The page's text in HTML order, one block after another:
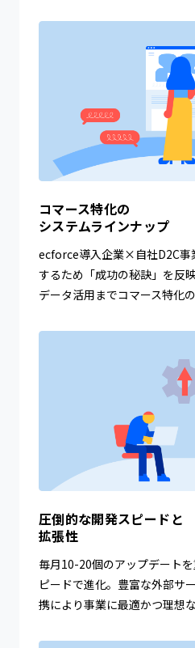
コマース特化の
システムラインナップ
ecforce導入企業×自社D2C事
するため「成功の秘訣」を反
データ活用までコマース特化
圧倒的な開発スピードと
拡張性
毎月10-20個のアップデート
ピードで進化。豊富な外部サ
携により事業に最適かつ理想